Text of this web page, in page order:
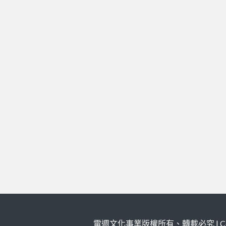
電週文化事業版權所有、轉載必究 |